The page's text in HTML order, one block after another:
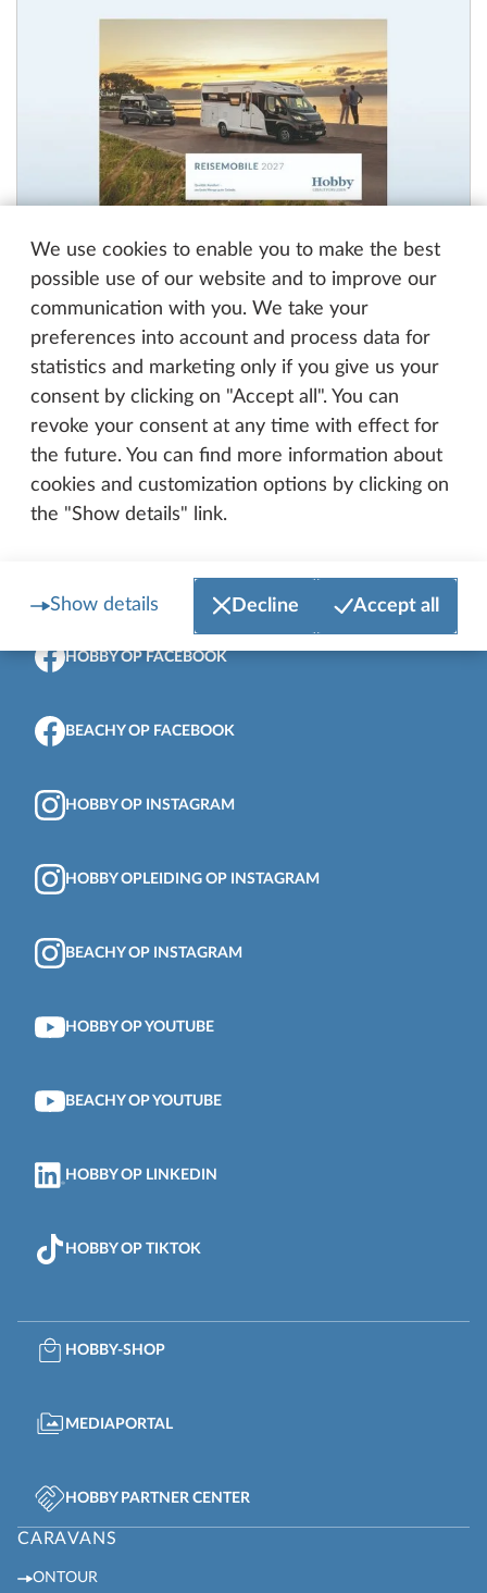
We use cookies to enable you to make the best
possible use of our website and to improve our
communication with you. We take your
preferences into account and process data for
statistics and marketing only if you give us your
consent by clicking on "Accept all". You can
revoke your consent at any time with effect for
the future. You can find more information about
cookies and customization options by clicking on
the "Show details" link.
Show details Decline Accept all
Catalogus Kampeerauto's 2027
PDF, 9 MB
Naar boven aan de pagina
HOBBY OP FACEBOOK
BEACHY OP FACEBOOK
HOBBY OP INSTAGRAM
HOBBY OPLEIDING OP INSTAGRAM
BEACHY OP INSTAGRAM
HOBBY OP YOUTUBE
BEACHY OP YOUTUBE
HOBBY OP LINKEDIN
HOBBY OP TIKTOK
HOBBY-SHOP
MEDIAPORTAL
HOBBY PARTNER CENTER
CARAVANS
ONTOUR